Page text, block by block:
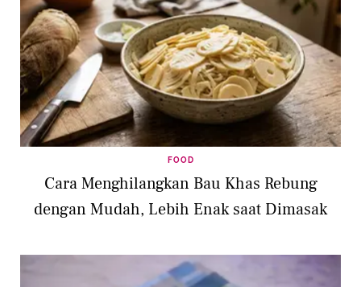
FOOD
Cara Menghilangkan Bau Khas Rebung
dengan Mudah, Lebih Enak saat Dimasak